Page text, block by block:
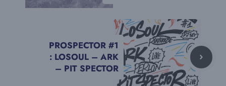
PROSPECTOR #1
: LOSOUL – ARK
– PIT SPECTOR